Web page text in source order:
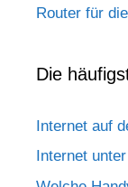
Router für
Die
Internet auf
Internet